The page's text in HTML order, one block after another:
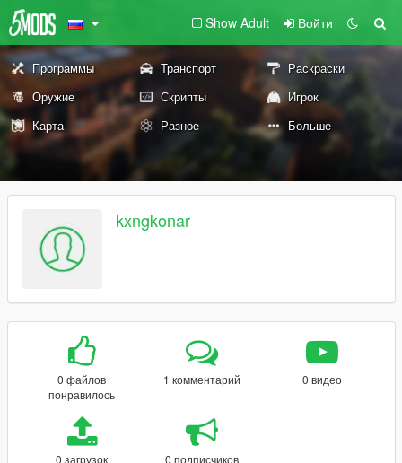
Show Adult Войти
Программы Транспорт
Раскраски
Оружие
Скрипты
Игрок
Карта
Разное Больше
kxngkonar
0 файлов
понравилось
1 комментарий 0 видео
0 загрузок 0 подписчиков